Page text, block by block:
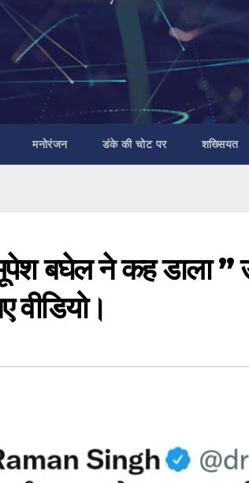
मनोरंजन डंके की चोट पर शख्सियत
बघेल ने कह डाला ”
वीडियो।